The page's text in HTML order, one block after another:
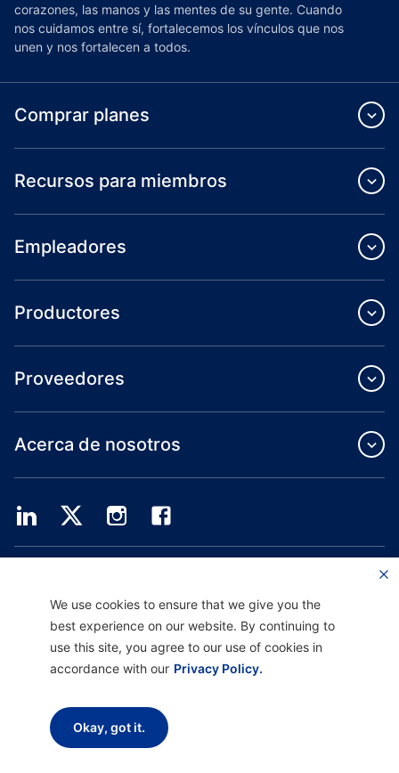
corazones, las manos y las mentes de su gente. Cuando
nos cuidamos entre sí, fortalecemos los vínculos que nos
unen y nos fortalecen a todos.
Comprar planes
Recursos para miembros
Empleadores
Productores
Proveedores
Acerca de nosotros
Providence Health Assurance es un HMO, HMO-POS y HMO SNP con contratos
depende de la renovación del contrato.
Aviso sobre prácticas de privacidad |
Copyright © 2026 Providence Health Plan, Providence Plan Partners y
We use cookies to ensure that we give you the
best experience on our website. By continuing to
use this site, you agree to our use of cookies in
accordance with our Privacy Policy.
Okay, got it.